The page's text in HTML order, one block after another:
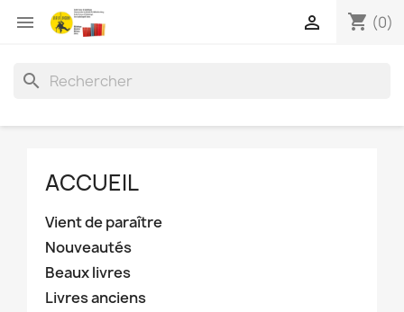
 shopping_cart (0)

search
ACCUEIL
Vient de paraître
Nouveautés
Beaux livres
Livres anciens